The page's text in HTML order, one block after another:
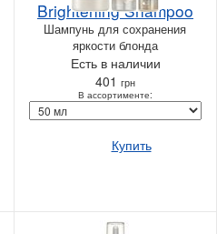
Brightening Shampoo
Шампунь для сохранения
яркости блонда
Есть в наличии
401 грн
В ассортименте:
Купить